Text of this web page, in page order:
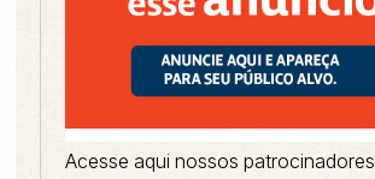
Acesse aqui nossos patrocinadores